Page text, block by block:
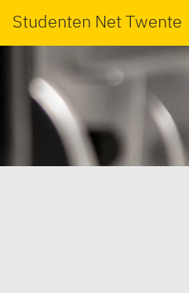
Studenten Net Twente